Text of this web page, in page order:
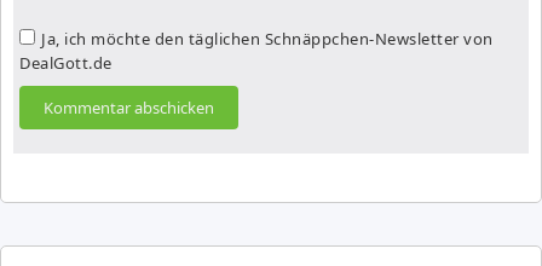
Ja, ich möchte den täglichen Schnäppchen-Newsletter von
DealGott.de